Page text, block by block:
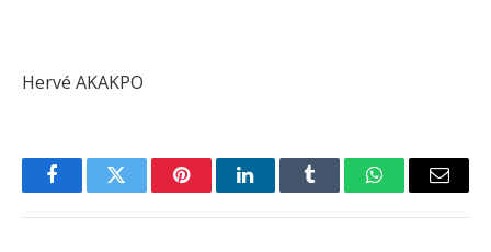
Hervé AKAKPO
FacebookTwitter PinterestLinkedInTumblr WhatsAppEmail